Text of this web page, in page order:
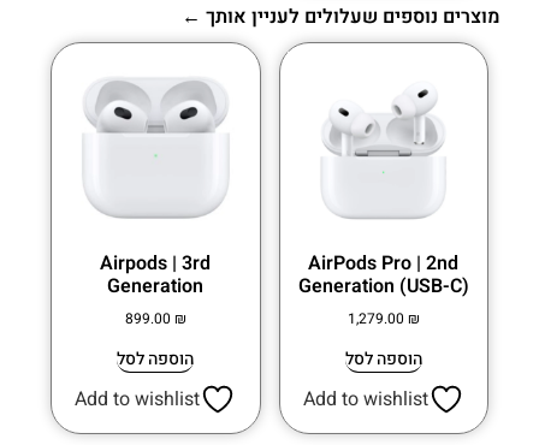
מוצרים נוספים שעלולים לעניין אותך ←
AirPods Pro | 2nd
Generation (USB-C)
1,279.00 ₪
הוספה לסל
Add to wishlist
Airpods | 3rd
Generation
899.00 ₪
הוספה לסל
Add to wishlist